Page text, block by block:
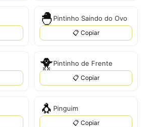
🐣 Pintinho Saindo do Ovo
📋 Copiar
🐥Pintinho de Frente
📋 Copiar
🐧 Pinguim
📋 Copiar